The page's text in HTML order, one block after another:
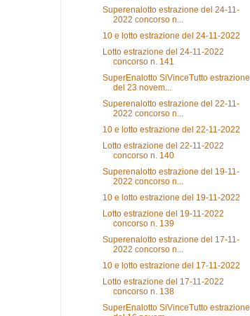
Superenalotto estrazione del 24-11-
2022 concorso n...
10 e lotto estrazione del 24-11-2022
Lotto estrazione del 24-11-2022
concorso n. 141
SuperEnalotto SiVinceTutto estrazione
del 23 novem...
Superenalotto estrazione del 22-11-
2022 concorso n...
10 e lotto estrazione del 22-11-2022
Lotto estrazione del 22-11-2022
concorso n. 140
Superenalotto estrazione del 19-11-
2022 concorso n...
10 e lotto estrazione del 19-11-2022
Lotto estrazione del 19-11-2022
concorso n. 139
Superenalotto estrazione del 17-11-
2022 concorso n...
10 e lotto estrazione del 17-11-2022
Lotto estrazione del 17-11-2022
concorso n. 138
SuperEnalotto SiVinceTutto estrazione